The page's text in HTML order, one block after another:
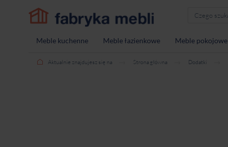
Meble kuchenne Meble łazienkowe Meble pokojowe
Aktualnie znajdujesz się na Strona główna Dodatki